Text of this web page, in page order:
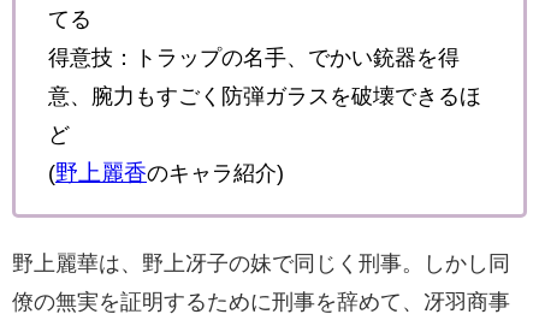
てる
得意技：トラップの名手、でかい銃器を得
意、腕力もすごく防弾ガラスを破壊できるほ
ど
(野上麗香のキャラ紹介)
野上麗華は、野上冴子の妹で同じく刑事。しかし同
僚の無実を証明するために刑事を辞めて、冴羽商事